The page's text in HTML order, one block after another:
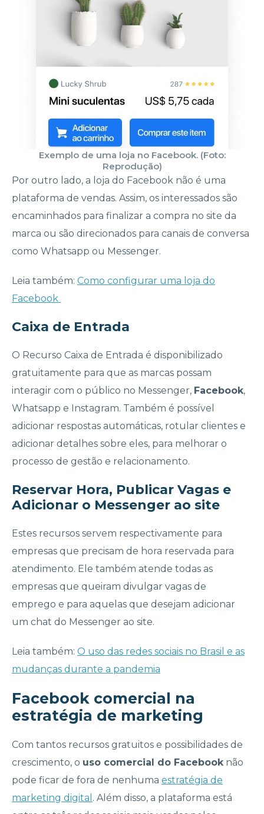
Exemplo de uma loja no Facebook. (Foto:
Reprodução)
Por outro lado, a loja do Facebook não é uma
plataforma de vendas. Assim, os interessados são
encaminhados para finalizar a compra no site da
marca ou são direcionados para canais de conversa
como Whatsapp ou Messenger.
Leia também: Como configurar uma loja do
Facebook
Caixa de Entrada
O Recurso Caixa de Entrada é disponibilizado
gratuitamente para que as marcas possam
interagir com o público no Messenger, Facebook,
Whatsapp e Instagram. Também é possível
adicionar respostas automáticas, rotular clientes e
adicionar detalhes sobre eles, para melhorar o
processo de gestão e relacionamento.
Reservar Hora, Publicar Vagas e
Adicionar o Messenger ao site
Estes recursos servem respectivamente para
empresas que precisam de hora reservada para
atendimento. Ele também atende todas as
empresas que queiram divulgar vagas de
emprego e para aquelas que desejam adicionar
um chat do Messenger ao site.
Leia também: O uso das redes sociais no Brasil e as
mudanças durante a pandemia
Facebook comercial na
estratégia de marketing
Com tantos recursos gratuitos e possibilidades de
crescimento, o uso comercial do Facebooknão
pode ficar de fora de nenhuma estratégia de
marketing digital . Além disso, a plataforma está